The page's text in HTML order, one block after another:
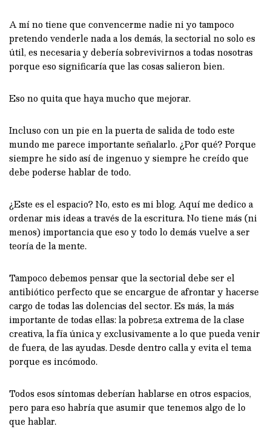
A mí no tiene que convencerme nadie ni yo tampoco
pretendo venderle nada a los demás, la sectorial no solo es
útil, es necesaria y debería sobrevivirnos a todas nosotras
porque eso significaría que las cosas salieron bien.
Eso no quita que haya mucho que mejorar.
Incluso con un pie en la puerta de salida de todo este
mundo me parece importante señalarlo. ¿Por qué? Porque
siempre he sido así de ingenuo y siempre he creído que
debe poderse hablar de todo.
¿Este es el espacio? No, esto es mi blog. Aquí me dedico a
ordenar mis ideas a través de la escritura. No tiene más (ni
menos) importancia que eso y todo lo demás vuelve a ser
teoría de la mente.
Tampoco debemos pensar que la sectorial debe ser el
antibiótico perfecto que se encargue de afrontar y hacerse
cargo de todas las dolencias del sector. Es más, la más
importante de todas ellas: la pobreza extrema de la clase
creativa, la fía única y exclusivamente a lo que pueda venir
de fuera, de las ayudas. Desde dentro calla y evita el tema
porque es incómodo.
Todos esos síntomas deberían hablarse en otros espacios,
pero para eso habría que asumir que tenemos algo de lo
que hablar.